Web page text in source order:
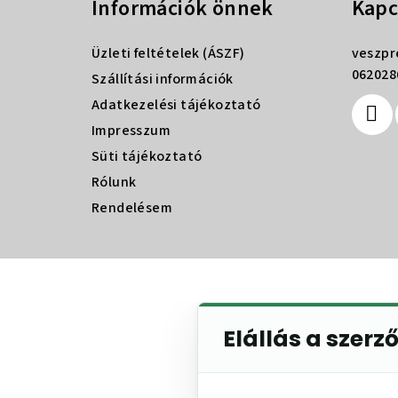
Információk önnek
Üzleti feltételek (ÁSZF)
Szállítási információk
Adatkezelési tájékoztató
Impresszum
Süti tájékoztató
Rólunk
Rendelésem
Elállás a